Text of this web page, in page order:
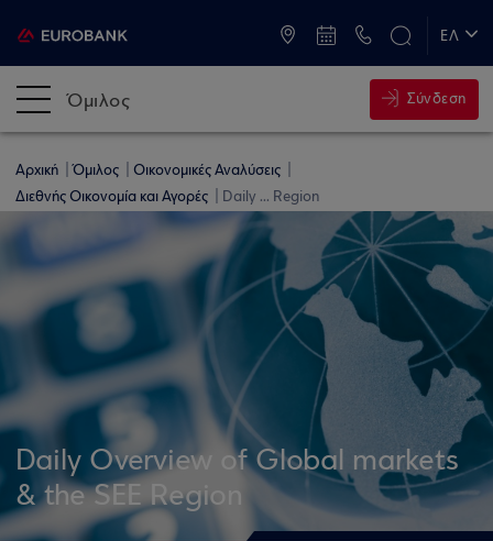
ΕΛ
Όμιλος Σύνδεση
Αρχική Όμιλος
Οικονομικές Αναλύσεις
Διεθνής Οικονομία και Αγορές
Daily ... Region
Daily Overview of Global markets
& the SEE Region